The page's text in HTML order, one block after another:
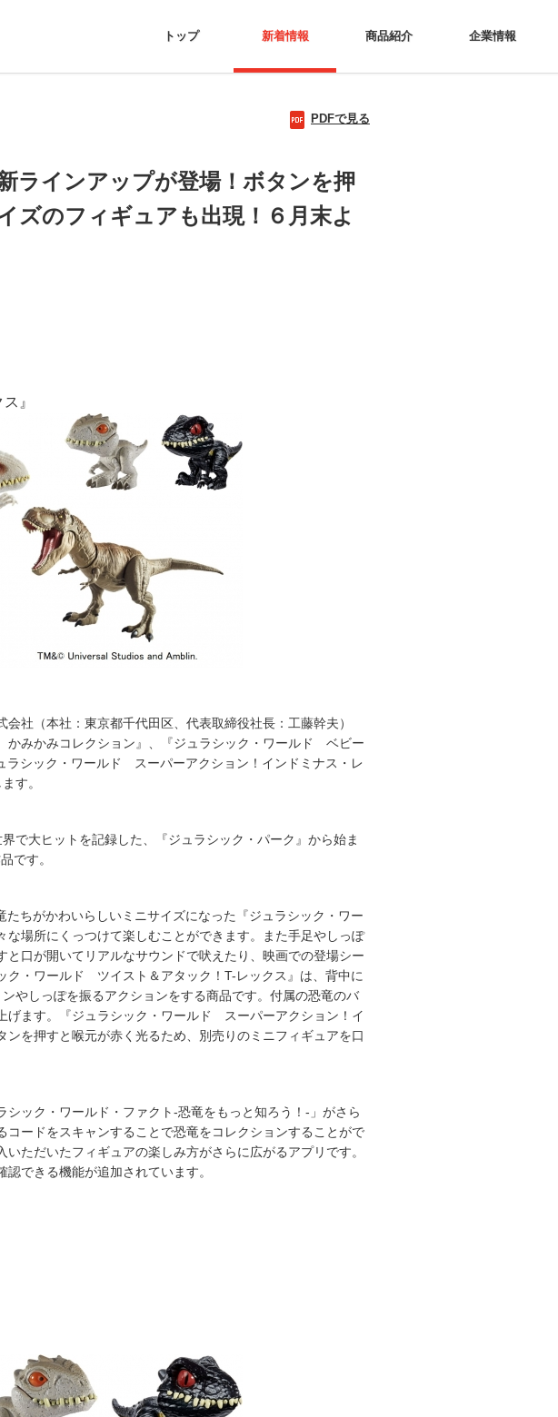
トップ 新着情報 商品紹介 企業情報
PDFで見る
ラインアップが登場！ボタンを押
ズのフィギュアも出現！６月末よ
』
社（本社：東京都千代田区、代表取締役社長：工藤幹夫）
みかみコレクション』、『ジュラシック・ワールド ベビー
シック・ワールド スーパーアクション！インドミナス・レ
す。
で大ヒットを記録した、『ジュラシック・パーク』から始ま
です。
ちがかわいらしいミニサイズになった『ジュラシック・ワー
場所にくっつけて楽しむことができます。また手足やしっぽ
口が開いてリアルなサウンドで吠えたり、映画での登場シー
ク・ワールド ツイスト＆アタック！T-レックス』は、背中に
やしっぽを振るアクションをする商品です。付属の恐竜のバ
げます。『ジュラシック・ワールド スーパーアクション！イ
を押すと喉元が赤く光るため、別売りのミニフィギュアを口
ック・ワールド・ファクト-恐竜をもっと知ろう！-」がさら
ードをスキャンすることで恐竜をコレクションすることがで
ただいたフィギュアの楽しみ方がさらに広がるアプリです。
できる機能が追加されています。